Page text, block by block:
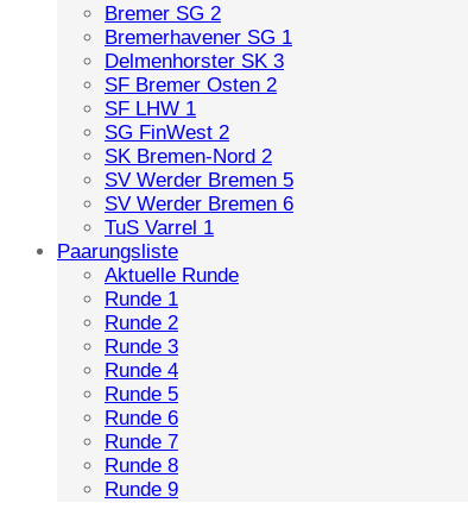
Bremer SG 2
Bremerhavener SG 1
Delmenhorster SK 3
SF Bremer Osten 2
SF LHW 1
SG FinWest 2
SK Bremen-Nord 2
SV Werder Bremen 5
SV Werder Bremen 6
TuS Varrel 1
Paarungsliste
Aktuelle Runde
Runde 1
Runde 2
Runde 3
Runde 4
Runde 5
Runde 6
Runde 7
Runde 8
Runde 9